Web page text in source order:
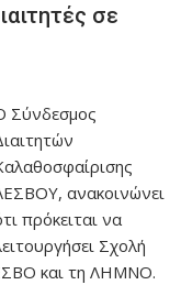
σε
Σύνδεσμος
ανακοινώνει
πρόκειται να
Σχολή
και τη ΛΗΜΝΟ.